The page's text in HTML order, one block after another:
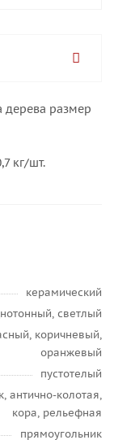
дерева размер
кг/шт.
керамический
светлый
коричневый,
оранжевый
пустотелый
антично-колотая,
кора, рельефная
прямоугольник